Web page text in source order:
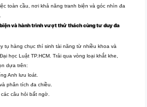
toàn cầu, nơi khả năng tranh biện và góc nhìn đa
và hành trình vượt thử thách cùng tư duy đa
tụ hàng chục thí sinh tài năng từ nhiều khoa và
học Luật TP.HCM. Trải qua vòng loại khắt khe,
dựa trên:
Anh lưu loát.
phân tích đa chiều.
câu hỏi bất ngờ.